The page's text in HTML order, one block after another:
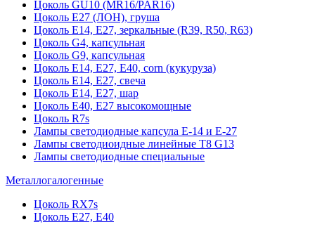
Цоколь GU10 (MR16/PAR16)
Цоколь Е27 (ЛОН), груша
Цоколь Е14, Е27, зеркальные (R39, R50, R63)
Цоколь G4, капсульная
Цоколь G9, капсульная
Цоколь Е14, Е27, Е40, corn (кукуруза)
Цоколь Е14, Е27, свеча
Цоколь Е14, Е27, шар
Цоколь Е40, Е27 высокомощные
Цоколь R7s
Лампы светодиодные капсула Е-14 и Е-27
Лампы светодиоидные линейные T8 G13
Лампы светодиодные специальные
Металлогалогенные
Цоколь RX7s
Цоколь Е27, E40